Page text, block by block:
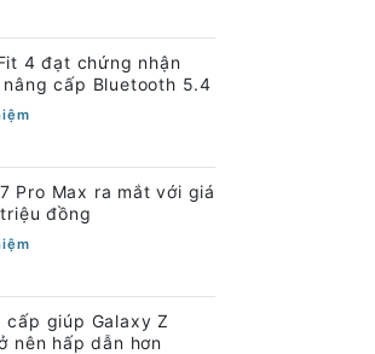
4 đạt chứng nhận
nâng cấp Bluetooth 5.4
Pro Max ra mắt với giá
đồng
cấp giúp Galaxy Z
nên hấp dẫn hơn